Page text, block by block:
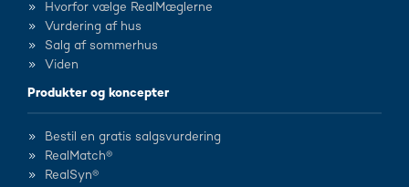
Hvorfor vælge RealMæglerne
Vurdering af hus
Salg af sommerhus
Viden
Produkter og koncepter
Bestil en gratis salgsvurdering
RealMatch®
RealSyn®